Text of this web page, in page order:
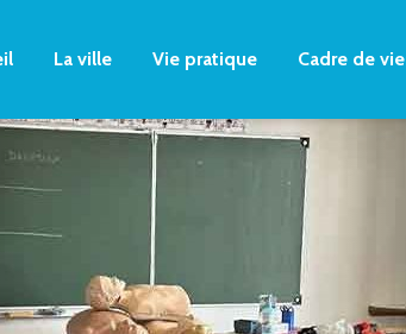
La ville Vie pratique Cadre de vie